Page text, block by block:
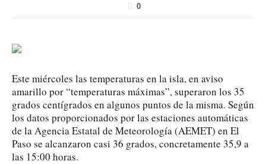
0
Este miércoles las temperaturas en la isla, en aviso
amarillo por “temperaturas máximas”, superaron los 35
grados centígrados en algunos puntos de la misma. Según
los datos proporcionados por las estaciones automáticas
de la Agencia Estatal de Meteorología (AEMET) en El
Paso se alcanzaron casi 36 grados, concretamente 35,9 a
las 15:00 horas.